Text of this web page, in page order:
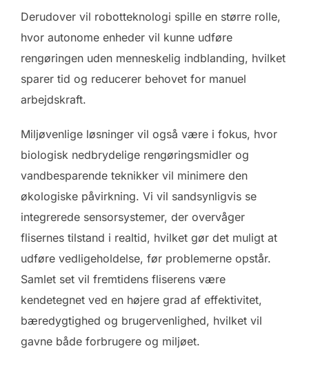
Derudover vil robotteknologi spille en større rolle,
hvor autonome enheder vil kunne udføre
rengøringen uden menneskelig indblanding, hvilket
sparer tid og reducerer behovet for manuel
arbejdskraft.
Miljøvenlige løsninger vil også være i fokus, hvor
biologisk nedbrydelige rengøringsmidler og
vandbesparende teknikker vil minimere den
økologiske påvirkning. Vi vil sandsynligvis se
integrerede sensorsystemer, der overvåger
flisernes tilstand i realtid, hvilket gør det muligt at
udføre vedligeholdelse, før problemerne opstår.
Samlet set vil fremtidens fliserens være
kendetegnet ved en højere grad af effektivitet,
bæredygtighed og brugervenlighed, hvilket vil
gavne både forbrugere og miljøet.